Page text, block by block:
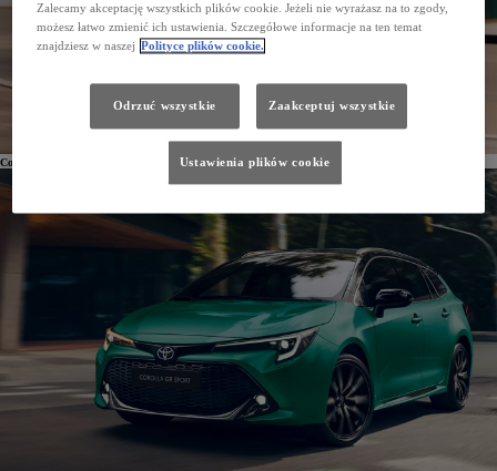
Corolla TS Kombi
Zalecamy akceptację wszystkich plików cookie. Jeżeli nie wyrażasz na to zgody,
możesz łatwo zmienić ich ustawienia. Szczegółowe informacje na ten temat
znajdziesz w naszej Polityce plików cookie.
Odrzuć wszystkie Zaakceptuj wszystkie
Ustawienia plików cookie